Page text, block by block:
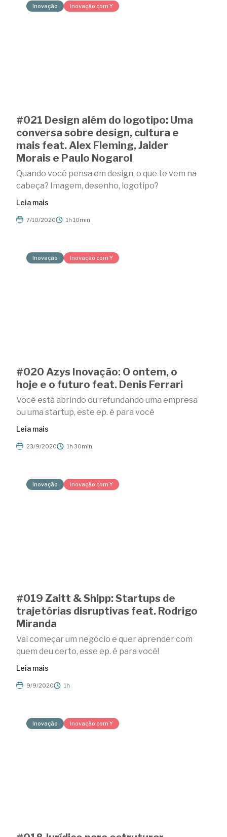
Inovação Inovação com Y
#021 Design além do logotipo: Uma
conversa sobre design, cultura e
mais feat. Alex Fleming, Jaider
Morais e Paulo Nogarol
Quando você pensa em design, o que te vem na
cabeça? Imagem, desenho, logotipo?
Leia mais
7/10/2020 1h 10min
Inovação Inovação com Y
#020 Azys Inovação: O ontem, o
hoje e o futuro feat. Denis Ferrari
Você está abrindo ou refundando uma empresa
ou uma startup, este ep. é para você
Leia mais
23/9/2020 1h 30min
Inovação Inovação com Y
#019 Zaitt & Shipp: Startups de
trajetórias disruptivas feat. Rodrigo
Miranda
Vai começar um negócio e quer aprender com
quem deu certo, esse ep. é para você!
Leia mais
9/9/2020 1h
Inovação Inovação com Y